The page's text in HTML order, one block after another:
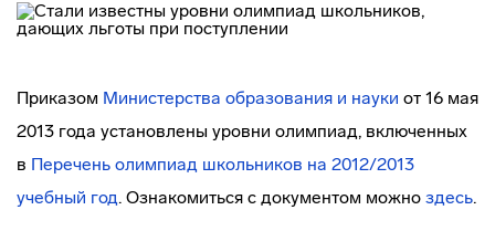
Приказом Министерства образования и науки от 16 мая
2013 года установлены уровни олимпиад, включенных
в Перечень олимпиад школьников на 2012/2013
учебный год. Ознакомиться с документом можно здесь.